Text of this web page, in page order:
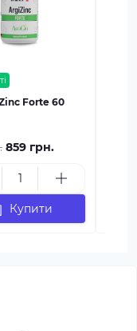
Forte 60
859 грн.
Купити